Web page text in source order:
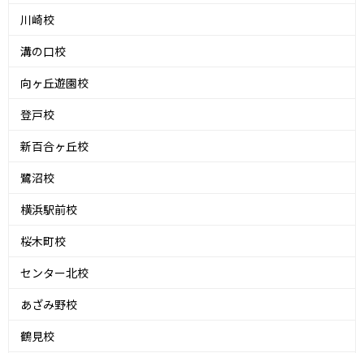
川崎校
溝の口校
向ヶ丘遊園校
登戸校
新百合ヶ丘校
鷺沼校
横浜駅前校
桜木町校
センター北校
あざみ野校
鶴見校